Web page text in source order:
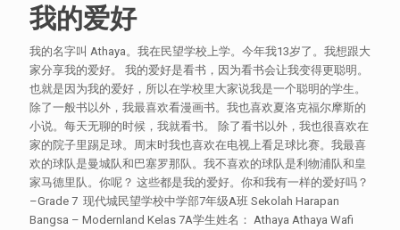
我的爱好
我的名字叫 Athaya。我在民望学校上学。今年我13岁了。我想跟大
家分享我的爱好。 我的爱好是看书，因为看书会让我变得更聪明。
也就是因为我的爱好，所以在学校里大家说我是一个聪明的学生。
除了一般书以外，我最喜欢看漫画书。我也喜欢夏洛克福尔摩斯的
小说。每天无聊的时候，我就看书。 除了看书以外，我也很喜欢在
家的院子里踢足球。周末时我也喜欢在电视上看足球比赛。我最喜
欢的球队是曼城队和巴塞罗那队。我不喜欢的球队是利物浦队和皇
家马德里队。你呢？ 这些都是我的爱好。你和我有一样的爱好吗？
–Grade 7 现代城民望学校中学部7年级A班 Sekolah Harapan
Bangsa – Modernland Kelas 7A学生姓名： Athaya Athaya Wafi